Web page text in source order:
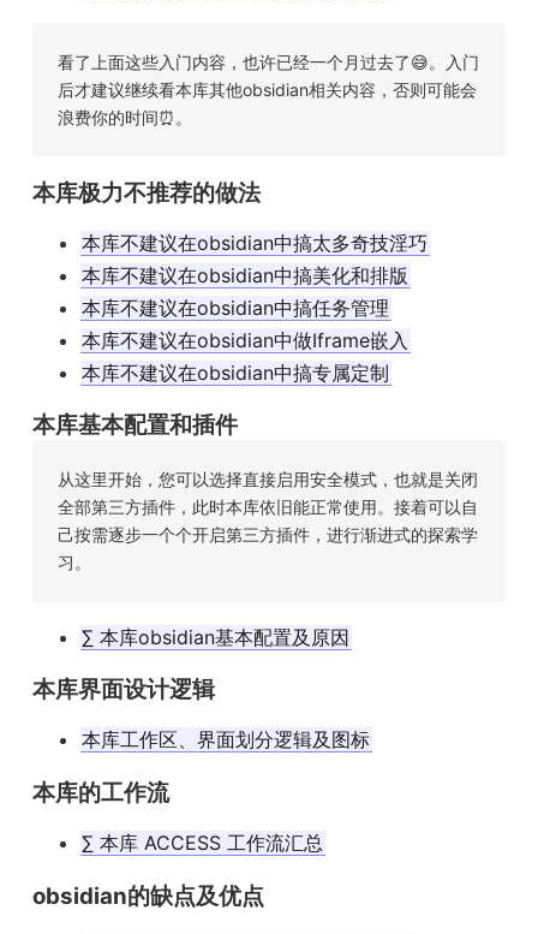
看了上面这些入门内容，也许已经一个月过去了😅。入门
后才建议继续看本库其他obsidian相关内容，否则可能会
浪费你的时间⏰。
本库极力不推荐的做法
本库不建议在obsidian中搞太多奇技淫巧
本库不建议在obsidian中搞美化和排版
本库不建议在obsidian中搞任务管理
本库不建议在obsidian中做Iframe嵌入
本库不建议在obsidian中搞专属定制
本库基本配置和插件
从这里开始，您可以选择直接启用安全模式，也就是关闭
全部第三方插件，此时本库依旧能正常使用。接着可以自
己按需逐步一个个开启第三方插件，进行渐进式的探索学
习。
∑ 本库obsidian基本配置及原因
本库界面设计逻辑
本库工作区、界面划分逻辑及图标
本库的工作流
∑ 本库 ACCESS 工作流汇总
obsidian的缺点及优点